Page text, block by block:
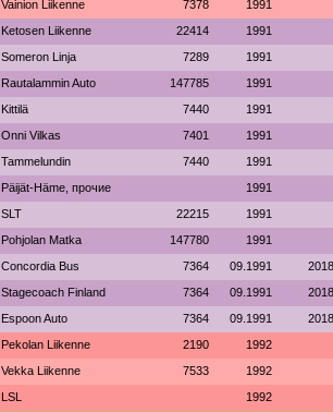
Vainion Liikenne 7378 1991
Ketosen Liikenne 22414 1991
Someron Linja 7289 1991
Rautalammin Auto 147785 1991
Kittilä 7440 1991
Onni Vilkas 7401 1991
Tammelundin 7440 1991
Päijät-Häme, прочие 1991
SLT 22215 1991
Pohjolan Matka 147780 1991
Concordia Bus 7364 09.1991 2018
Stagecoach Finland 7364 09.1991 2018
Espoon Auto 7364 09.1991 2018
Pekolan Liikenne 2190 1992
Vekka Liikenne 7533 1992
LSL 1992